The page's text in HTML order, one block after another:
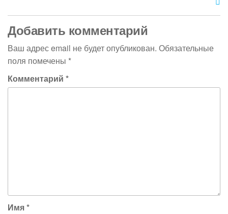
Добавить комментарий
Ваш адрес email не будет опубликован. Обязательные
поля помечены *
Комментарий *
Имя*